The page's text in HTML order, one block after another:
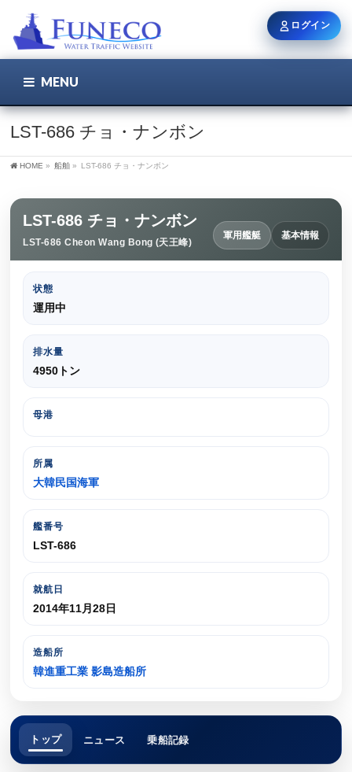
MENU
LST-686 チョ・ナンボン
HOME » 船舶 » LST-686 チョ・ナンボン
LST-686 チョ・ナンボン
LST-686 Cheon Wang Bong (天王峰)
軍用艦艇 基本情報
状態
運用中
排水量
4950トン
母港
所属
大韓民国海軍
艦番号
LST-686
就航日
2014年11月28日
造船所
韓進重工業 影島造船所
トップ ニュース 乗船記録
ログイン
ユーザー名 / メール
ログイン状態を保持